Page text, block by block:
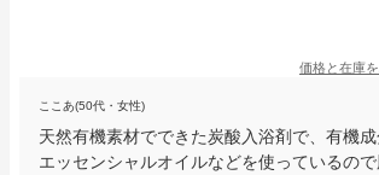
価格と在庫を
ここあ(50代・女性)
天然有機素材でできた炭酸入浴剤で、有機
エッセンシャルオイルなどを使っているので